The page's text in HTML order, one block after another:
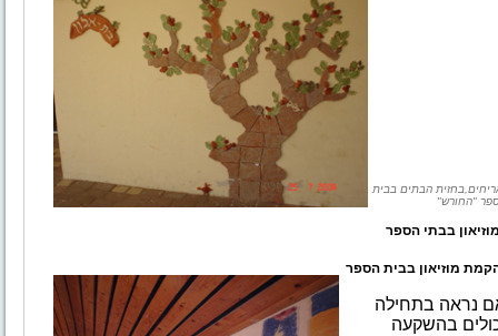
הבתים בבית
"החורש"
בבתי הספר
הקמת מוזיאון בבית הספר
נראה בתחילה
בהשקעה